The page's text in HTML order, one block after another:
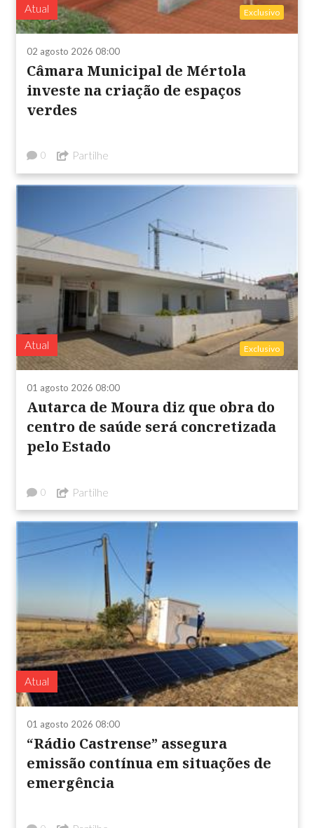
Atual Exclusivo
02 agosto 2026 08:00
Câmara Municipal de Mértola
investe na criação de espaços
verdes
0 Partilhe
Atual Exclusivo
01 agosto 2026 08:00
Autarca de Moura diz que obra do
centro de saúde será concretizada
pelo Estado
0 Partilhe
Atual
01 agosto 2026 08:00
“Rádio Castrense” assegura
emissão contínua em situações de
emergência